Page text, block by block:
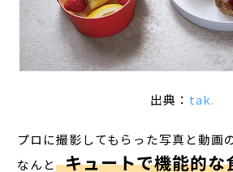
出典： tak.
プロに撮影してもらった写真と動画
なんと キュートで機能的な